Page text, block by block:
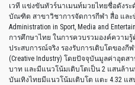
เวที แข่งขันทัวร์นาเมนท์มวยไทยชื่อดังร
บัณฑิต สาขาวิชาการจัดการกีฬา สื่อ และบั
Administration in Sport, Media and
การศึกษาไทย ในการควบรวมองค์ความ
ประสบการณ์จริง รองรับการเติบโตของกี
(Creative Industry) โดยปัจจุบันมูลค่าอุต
บาท และมีแนวโน้มเติบโตเป็น 2 แสนล้
บันเทิงไทยมีแนวโน้มเติบโต แตะ 4.32 แ